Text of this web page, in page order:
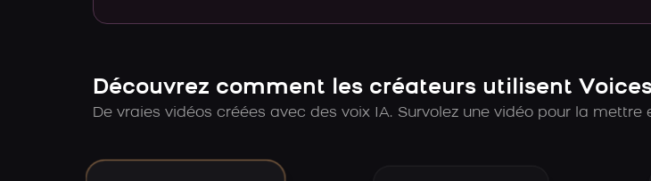
Découvrez comment les créateurs utilisent
De vraies vidéos créées avec des voix IA. Survolez une vidéo pour la